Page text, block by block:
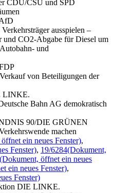
CDU/CSU und SPD
ausspielen –
und CO2-Abgabe für Diesel um
und
von Beteiligungen der
LINKE.
Bahn AG demokratisch
90/DIE GRÜNEN
machen
ein neues Fenster),
Fenster), 19/6284(Dokument,
(Dokument, öffnet ein neues
ein neues Fenster),
Fenster)
DIE LINKE.